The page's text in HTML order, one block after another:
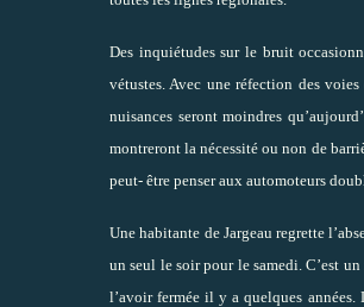
Des inquiétudes sur le bruit
vétustes. Avec une réfection des
nuisances seront moindres
montreront la nécessité ou non de
peut- être penser aux automoteurs
Une habitante de Jargeau regrette
un seul le soir pour le samedi. C’est
l’avoir fermée il y a quelques